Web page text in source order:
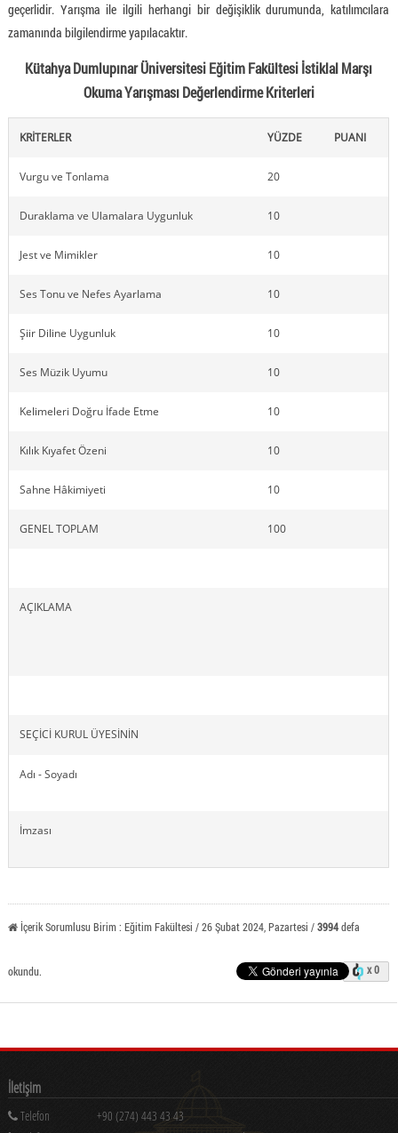
geçerlidir. Yarışma ile ilgili herhangi bir değişiklik durumunda, katılımcılara
zamanında bilgilendirme yapılacaktır.
Kütahya Dumlupınar Üniversitesi Eğitim Fakültesi İstiklal Marşı
Okuma Yarışması Değerlendirme Kriterleri
KRİTERLER YÜZDE PUANI
Vurgu ve Tonlama 20
Duraklama ve Ulamalara Uygunluk 10
Jest ve Mimikler 10
Ses Tonu ve Nefes Ayarlama 10
Şiir Diline Uygunluk 10
Ses Müzik Uyumu 10
Kelimeleri Doğru İfade Etme 10
Kılık Kıyafet Özeni 10
Sahne Hâkimiyeti 10
GENEL TOPLAM 100
AÇIKLAMA
SEÇİCİ KURUL ÜYESİNİN
Adı - Soyadı
İmzası
İçerik Sorumlusu Birim : Eğitim Fakültesi / 26 Şubat 2024, Pazartesi /3994defa
okundu. x 0
İletişim
Telefon
+90 (274) 443 43 43